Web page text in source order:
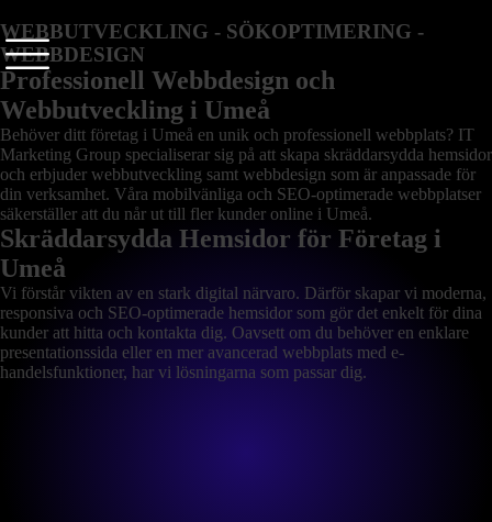
WEBBUTVECKLING - SÖKOPTIMERING -
WEBBDESIGN
Professionell Webbdesign och
Webbutveckling i Umeå
Behöver ditt företag i Umeå en unik och professionell webbplats? IT
Marketing Group specialiserar sig på att skapa skräddarsydda hemsidor
och erbjuder webbutveckling samt webbdesign som är anpassade för
din verksamhet. Våra mobilvänliga och SEO-optimerade webbplatser
säkerställer att du når ut till fler kunder online i Umeå.
Skräddarsydda Hemsidor för Företag i
Umeå
Vi förstår vikten av en stark digital närvaro. Därför skapar vi moderna,
responsiva och SEO-optimerade hemsidor som gör det enkelt för dina
kunder att hitta och kontakta dig. Oavsett om du behöver en enklare
presentationssida eller en mer avancerad webbplats med e-
handelsfunktioner, har vi lösningarna som passar dig.